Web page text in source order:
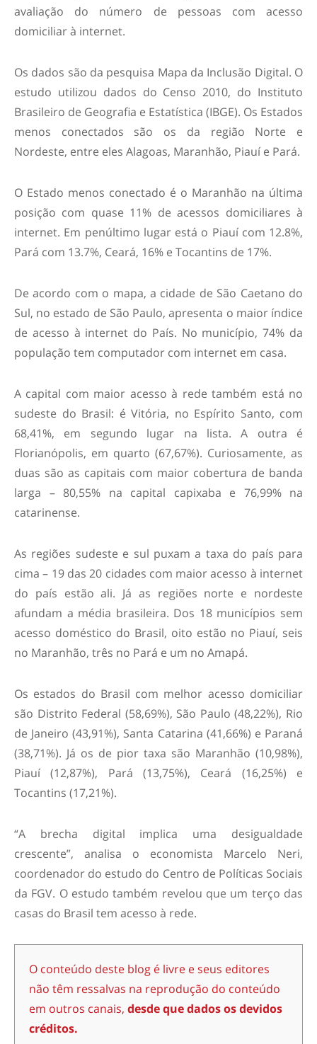
avaliação do número de pessoas com acesso
domiciliar à internet.
Os dados são da pesquisa Mapa da Inclusão Digital. O
estudo utilizou dados do Censo 2010, do Instituto
Brasileiro de Geografia e Estatística (IBGE). Os Estados
menos conectados são os da região Norte e
Nordeste, entre eles Alagoas, Maranhão, Piauí e Pará.
O Estado menos conectado é o Maranhão na última
posição com quase 11% de acessos domiciliares à
internet. Em penúltimo lugar está o Piauí com 12.8%,
Pará com 13.7%, Ceará, 16% e Tocantins de 17%.
De acordo com o mapa, a cidade de São Caetano do
Sul, no estado de São Paulo, apresenta o maior índice
de acesso à internet do País. No município, 74% da
população tem computador com internet em casa.
A capital com maior acesso à rede também está no
sudeste do Brasil: é Vitória, no Espírito Santo, com
68,41%, em segundo lugar na lista. A outra é
Florianópolis, em quarto (67,67%). Curiosamente, as
duas são as capitais com maior cobertura de banda
larga – 80,55% na capital capixaba e 76,99% na
catarinense.
As regiões sudeste e sul puxam a taxa do país para
cima – 19 das 20 cidades com maior acesso à internet
do país estão ali. Já as regiões norte e nordeste
afundam a média brasileira. Dos 18 municípios sem
acesso doméstico do Brasil, oito estão no Piauí, seis
no Maranhão, três no Pará e um no Amapá.
Os estados do Brasil com melhor acesso domiciliar
são Distrito Federal (58,69%), São Paulo (48,22%), Rio
de Janeiro (43,91%), Santa Catarina (41,66%) e Paraná
(38,71%). Já os de pior taxa são Maranhão (10,98%),
Piauí (12,87%), Pará (13,75%), Ceará (16,25%) e
Tocantins (17,21%).
“A brecha digital implica uma desigualdade
crescente”, analisa o economista Marcelo Neri,
coordenador do estudo do Centro de Políticas Sociais
da FGV. O estudo também revelou que um terço das
casas do Brasil tem acesso à rede.
O conteúdo deste blog é livre e seus editores
não têm ressalvas na reprodução do conteúdo
em outros canais, desde que dados os devidos
créditos.